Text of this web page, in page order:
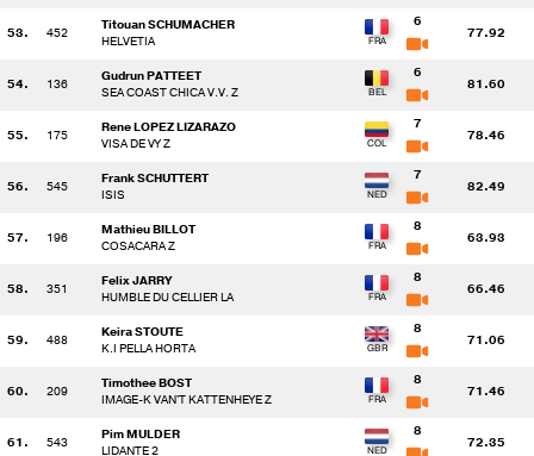
53. 452
Titouan SCHUMACHER
HELVETIA
6
77.92
54. 136
Gudrun PATTEET
SEA COAST CHICA V.V. Z
6
81.60
55. 175
Rene LOPEZ LIZARAZO
VISA DE VY Z
7
78.46
56. 545
Frank SCHUTTERT
ISIS
7
82.49
57. 196
Mathieu BILLOT
COSACARA Z
8
63.93
58. 351
Felix JARRY
HUMBLE DU CELLIER LA
8
66.46
59. 488
Keira STOUTE
K.I PELLA HORTA
8
71.06
60. 209
Timothee BOST
IMAGE-K VAN'T KATTENHEYE Z
8
71.46
61. 543
Pim MULDER
LIDANTE 2
8
72.35